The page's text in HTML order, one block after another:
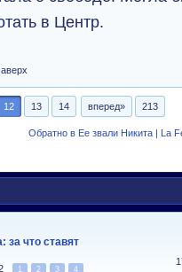
в Центр.
12 13 14 вперед» 213
Обратно в Ее звали Никита | La
за что ставят
1 2 3 4